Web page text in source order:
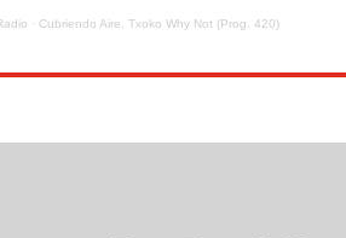
· Cubriendo Aire, Txoko Why Not (Prog. 420)